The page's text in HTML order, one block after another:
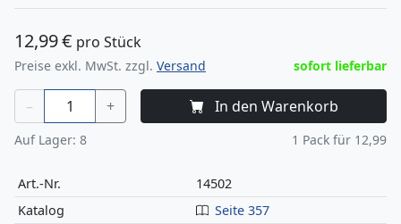
12,99€ pro Stück
Preise exkl. MwSt. zzgl. Versand sofort lieferbar
– + In den Warenkorb
Auf Lager: 8 1 Pack für 12,99
Art.-Nr.
14502
Katalog
Seite 357